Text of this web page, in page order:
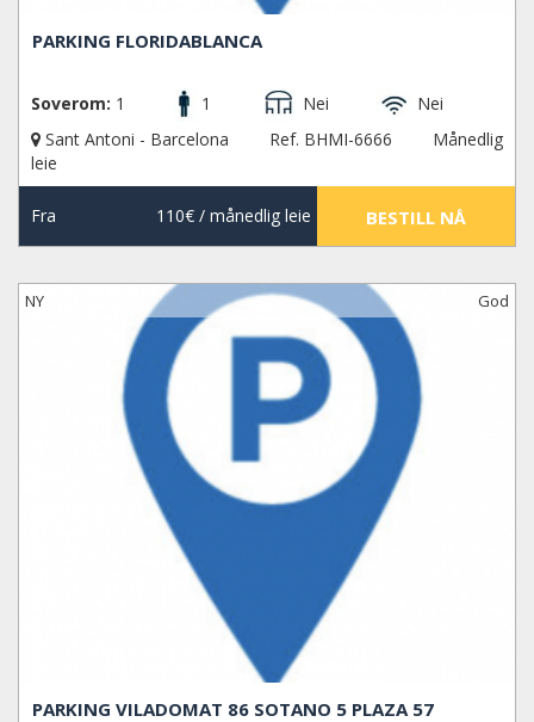
PARKING FLORIDABLANCA
Soverom: 1 1 Nei
Nei
Sant Antoni - Barcelona
Ref. BHMI-6666
Månedlig
leie
Fra 110€/ månedlig leie BESTILL NÅ
NY God
PARKING VILADOMAT 86 SOTANO 5 PLAZA 57